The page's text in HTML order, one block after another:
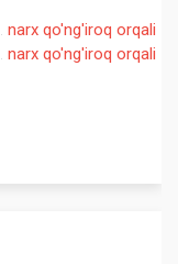
narx qo'ng'iroq orqali
narx qo'ng'iroq orqali